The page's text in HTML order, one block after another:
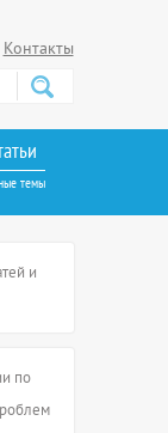
темы
Контакты
и
по